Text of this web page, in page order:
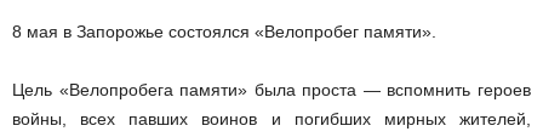
8 мая в Запорожье состоялся «Велопробег памяти».
Цель «Велопробега памяти» была проста — вспомнить героев
войны, всех павших воинов и погибших мирных жителей,